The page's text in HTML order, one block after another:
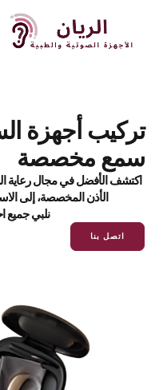
تركيب أجهزة
سمع مخصصة
اكتشف الأفضل في مجال رعاية
الأذن المخصصة، إلى
نلبي جميع
اتصل بنا